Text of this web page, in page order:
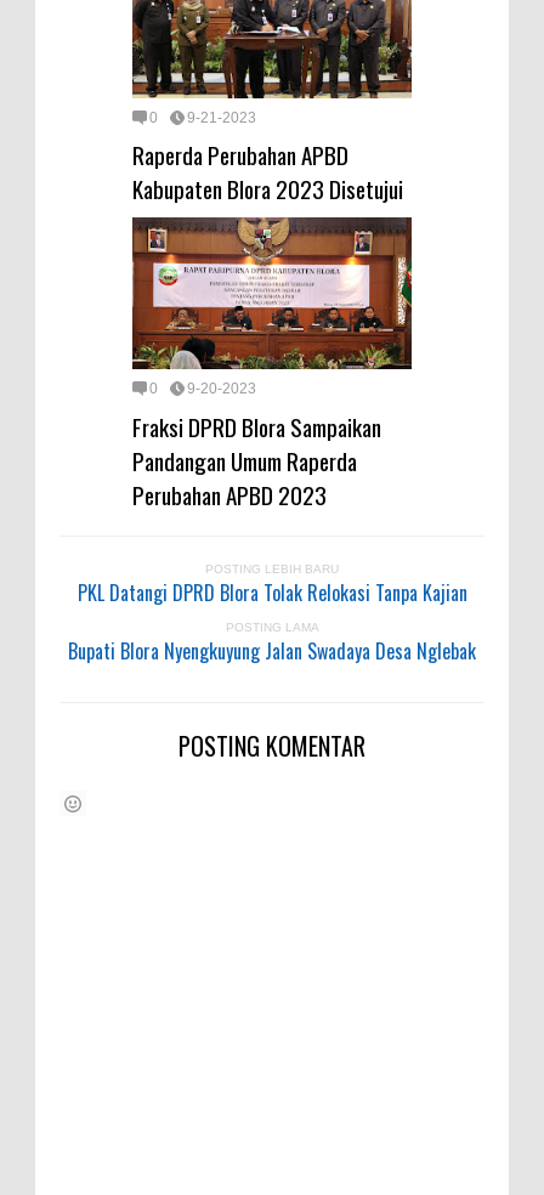
0 9-21-2023
Raperda Perubahan APBD
Kabupaten Blora 2023 Disetujui
0 9-20-2023
Fraksi DPRD Blora Sampaikan
Pandangan Umum Raperda
Perubahan APBD 2023
POSTING LEBIH BARU
PKL Datangi DPRD Blora Tolak Relokasi Tanpa Kajian
POSTING LAMA
Bupati Blora Nyengkuyung Jalan Swadaya Desa Nglebak
POSTING KOMENTAR